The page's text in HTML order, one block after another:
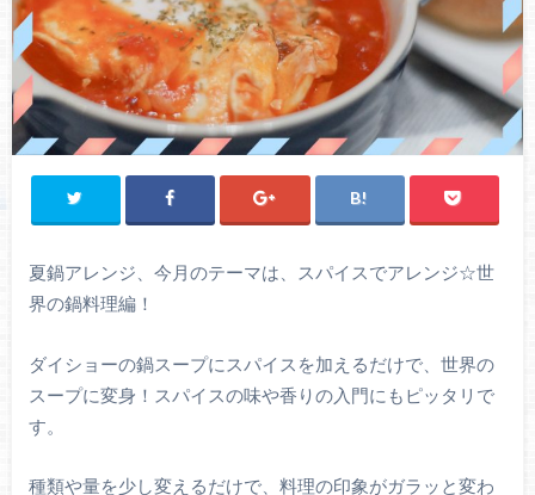
夏鍋アレンジ、今月のテーマは、スパイスでアレンジ☆世
界の鍋料理編！
ダイショーの鍋スープにスパイスを加えるだけで、世界の
スープに変身！スパイスの味や香りの入門にもピッタリで
す。
種類や量を少し変えるだけで、料理の印象がガラッと変わ